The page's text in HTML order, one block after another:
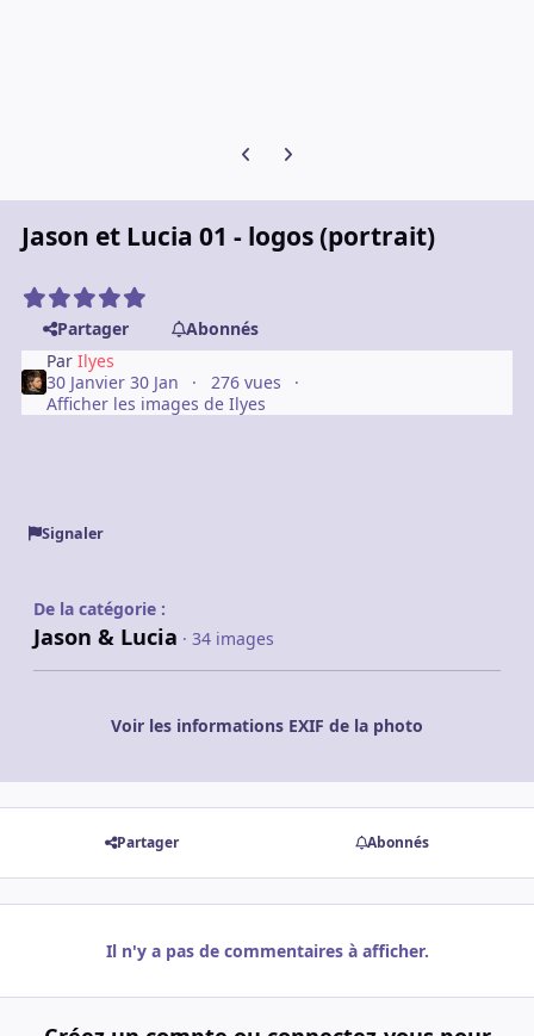
Diapositive précédente
Diapositive suivante
Jason et Lucia 01 - logos (portrait)
Partager
Abonnés
ParIlyes
30 Janvier30 Jan
276 vues
Afficher les images de Ilyes
Signaler
De la catégorie :
Jason & Lucia · 34 images
Voir les informations EXIF de la photo
Partager Abonnés
Il n'y a pas de commentaires à afficher.